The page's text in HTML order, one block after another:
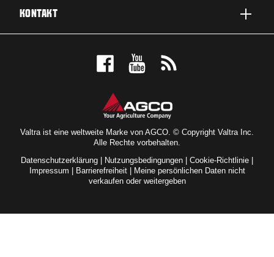
SERVICE & REPARATUR
KONTAKT
PROBEFAHRT MACHEN
Valtra ist eine weltweite Marke von AGCO. © Copyright Valtra Inc.
Alle Rechte vorbehalten.
Datenschutzerklärung
Nutzungsbedingungen Cookie-Richtlinie
Impressum
Barrierefreiheit|
Meine persönlichen Daten nicht
verkaufen oder weitergeben